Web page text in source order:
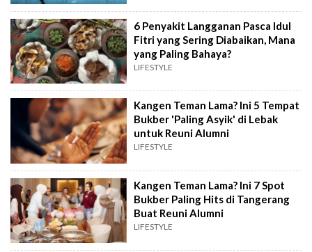
6 Penyakit Langganan Pasca Idul
Fitri yang Sering Diabaikan, Mana
yang Paling Bahaya?
LIFESTYLE
Kangen Teman Lama? Ini 5 Tempat
Bukber 'Paling Asyik' di Lebak
untuk Reuni Alumni
LIFESTYLE
Kangen Teman Lama? Ini 7 Spot
Bukber Paling Hits di Tangerang
Buat Reuni Alumni
LIFESTYLE